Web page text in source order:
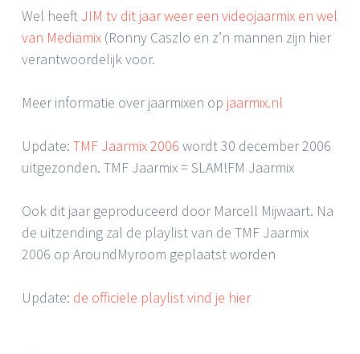
Wel heeft JIM tv dit jaar weer een videojaarmix en wel
van Mediamix (Ronny Caszlo en z’n mannen zijn hier
verantwoordelijk voor.
Meer informatie over jaarmixen op jaarmix.nl
Update: TMF Jaarmix 2006 wordt 30 december 2006
uitgezonden. TMF Jaarmix = SLAM!FM Jaarmix
Ook dit jaar geproduceerd door Marcell Mijwaart. Na
de uitzending zal de playlist van de TMF Jaarmix
2006 op AroundMyroom geplaatst worden
Update: de officiele playlist vind je hier